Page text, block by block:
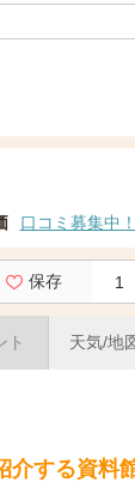
口コミ募集中！
保存 1
ト 天気/地
介する資料